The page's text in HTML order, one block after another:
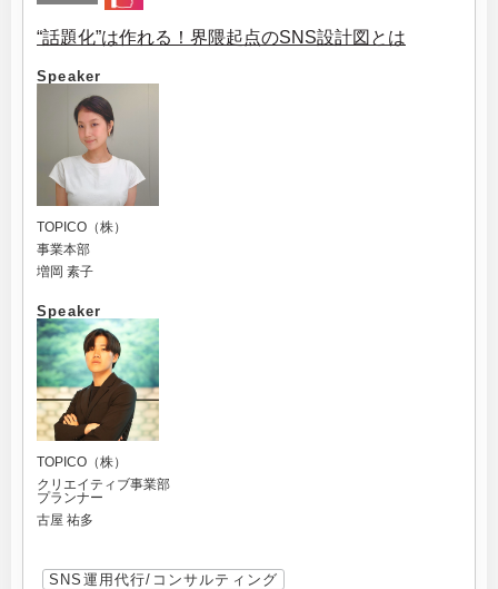
“話題化”は作れる！界隈起点のSNS設計図とは
Speaker
TOPICO（株）
事業本部
増岡 素子
Speaker
TOPICO（株）
クリエイティブ事業部
プランナー
古屋 祐多
SNS運用代行/コンサルティング